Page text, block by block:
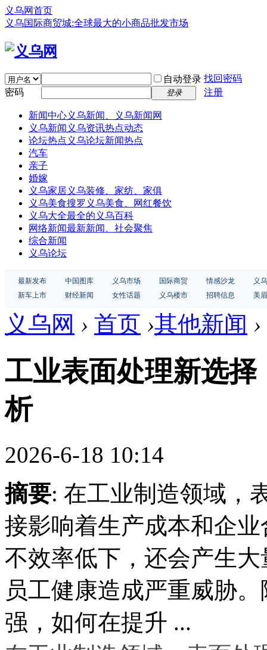
义乌网首页
义乌国际商贸城:全球最大的小商品批发市场
自动登录 找回密码
密码
登录 注册
新闻中心义乌新闻、义乌新闻网
义乌新闻 义乌资讯热点动态
论坛热点 义乌论坛新闻热点
汽车
亲子
婚嫁
义乌家居义乌装修、家纺、家俱
义乌美食搜罗义乌美食、网红餐饮
义乌大全最全的义乌百科
网络新闻最新新闻、社会聚焦
综合新闻
义乌论坛
最新发布 中国图库 义乌市场 国际商贸 情感沙龙
义
新车上市
财经新闻 女性话题 义乌楼市 招聘信息 美
义乌网 › 首页 ›其他新闻 ›
工业表面处理新选
析
2026-6-18 10:14
摘要: 在工业制造领域，
接影响着生产成本和企
不效率低下，还会产生
员工健康造成严重威胁
强，如何在提升 ...